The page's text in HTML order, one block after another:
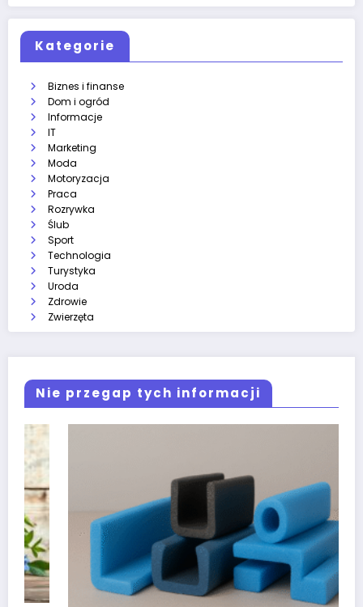
Kategorie
Biznes i finanse
Dom i ogród
Informacje
IT
Marketing
Moda
Motoryzacja
Praca
Rozrywka
Ślub
Sport
Technologia
Turystyka
Uroda
Zdrowie
Zwierzęta
Nie przegap tych informacji